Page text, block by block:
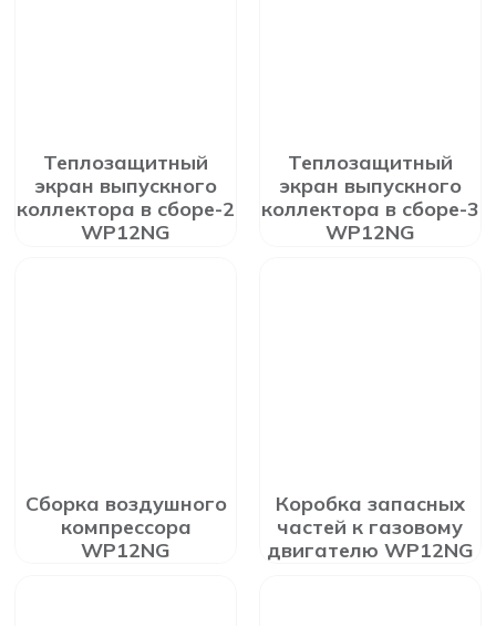
Теплозащитный
экран выпускного
коллектора в сборе-2
WP12NG
Теплозащитный
экран выпускного
коллектора в сборе-3
WP12NG
Сборка воздушного
компрессора
WP12NG
Коробка запасных
частей к газовому
двигателю WP12NG